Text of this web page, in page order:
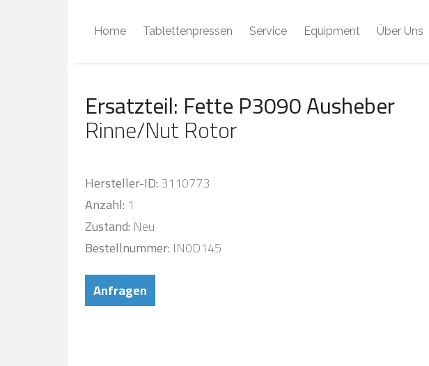
Home Tablettenpressen Service Equipment Über Uns
Ersatzteil: Fette P3090 Ausheber
Rinne/Nut Rotor
Hersteller-ID:3110773
Anzahl: 1
Zustand: Neu
Bestellnummer: IN0D145
Anfragen